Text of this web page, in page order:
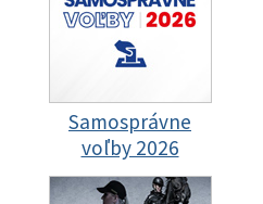
Samosprávne
voľby 2026